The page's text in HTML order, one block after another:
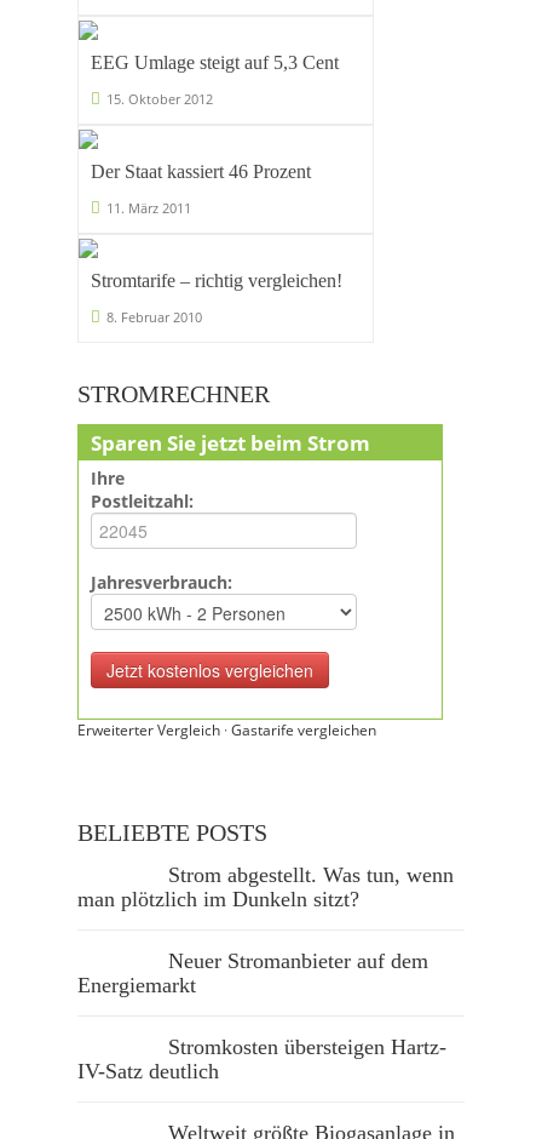
EEG Umlage steigt auf 5,3 Cent
15. Oktober 2012
Der Staat kassiert 46 Prozent
11. März 2011
Stromtarife – richtig vergleichen!
8. Februar 2010
STROMRECHNER
Sparen Sie jetzt beim Strom
Ihre
Postleitzahl:
Jahresverbrauch:
Erweiterter Vergleich ·Gastarife vergleichen
BELIEBTE POSTS
Strom abgestellt. Was tun, wenn
man plötzlich im Dunkeln sitzt?
Neuer Stromanbieter auf dem
Energiemarkt
Stromkosten übersteigen Hartz-
IV-Satz deutlich
Weltweit größte Biogasanlage in